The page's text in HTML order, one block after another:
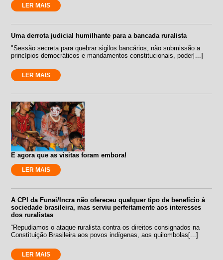
LER MAIS
Uma derrota judicial humilhante para a bancada ruralista
"Sessão secreta para quebrar sigilos bancários, não submissão a
princípios democráticos e mandamentos constitucionais, poder[...]
LER MAIS
E agora que as visitas foram embora!
LER MAIS
A CPI da Funai/Incra não ofereceu qualquer tipo de benefício à
sociedade brasileira, mas serviu perfeitamente aos interesses
dos ruralistas
“Repudiamos o ataque ruralista contra os direitos consignados na
Constituição Brasileira aos povos indígenas, aos quilombolas[...]
LER MAIS